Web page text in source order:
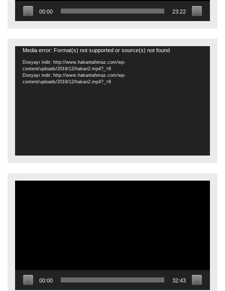
00:00 23:22
Video
oynatıcı
Media error: Format(s) not supported or source(s) not found
Dosyayı indir: http://www.hakantahmaz.com/wp-
content/uploads/2019/12/hakan2.mp4?_=8
Dosyayı indir: http://www.hakantahmaz.com/wp-
content/uploads/2019/12/hakan2.mp4?_=8
00:00 32:43